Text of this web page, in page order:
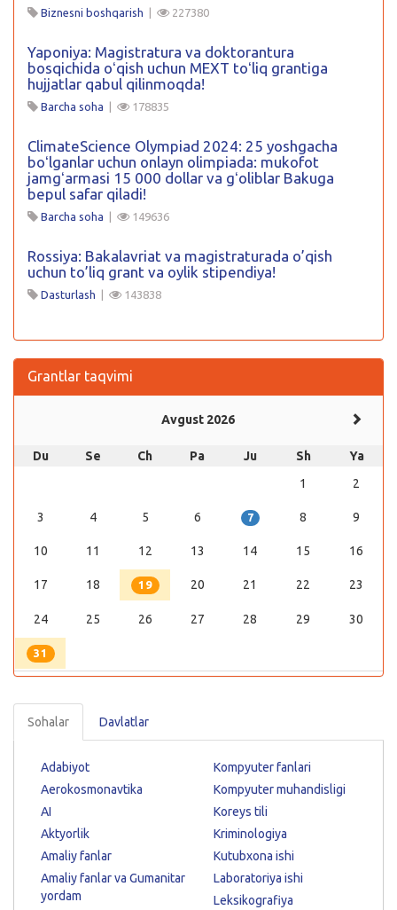
Biznesni boshqarish 227380
Yaponiya: Magistratura va doktorantura
bosqichida oʻqish uchun MEXT toʻliq grantiga
hujjatlar qabul qilinmoqda!
Barcha soha 178835
ClimateScience Olympiad 2024: 25 yoshgacha
boʻlganlar uchun onlayn olimpiada: mukofot
jamgʻarmasi 15 000 dollar va gʻoliblar Bakuga
bepul safar qiladi!
Barcha soha 149636
Rossiya: Bakalavriat va magistraturada o’qish
uchun to’liq grant va oylik stipendiya!
Dasturlash 143838
Grantlar taqvimi
Avgust 2026
Du Se Ch Pa Ju Sh
Ya
1
2
3 4 5 6 7 8 9
10 11 12 13 14 15 16
17 18 19 20 21 22 23
24 25 26 27 28 29 30
31
Sohalar Davlatlar
Adabiyot
Aerokosmonavtika
AI
Aktyorlik
Amaliy fanlar
Amaliy fanlar va Gumanitar
yordam
Kompyuter fanlari
Kompyuter muhandisligi
Koreys tili
Kriminologiya
Kutubxona ishi
Laboratoriya ishi
Leksikografiya